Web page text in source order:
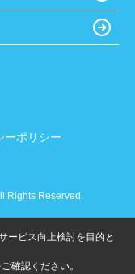
ーポリシー
Rights Reserved.
ービス向上検討を目的と
ご確認ください。